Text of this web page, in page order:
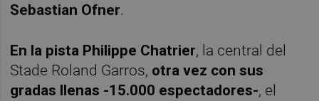
Sebastian Ofner.
En la pista Philippe Chatrier, la central del
Stade Roland Garros, otra vez con sus
gradas llenas -15.000 espectadores-, el